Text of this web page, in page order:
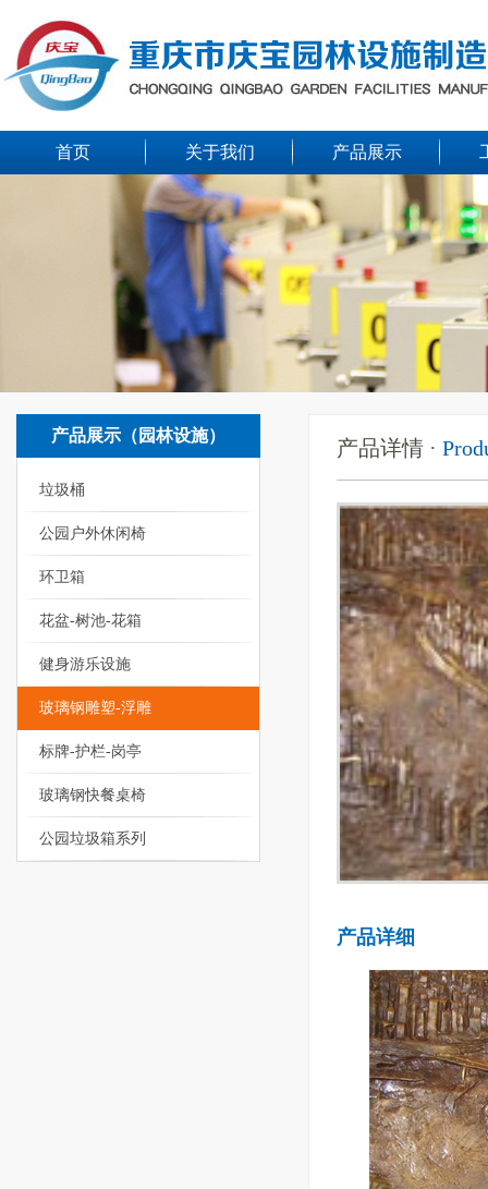
首页 关于我们 产品展示
产品展示（园林设施）
垃圾桶
公园户外休闲椅
环卫箱
花盆-树池-花箱
健身游乐设施
玻璃钢雕塑-浮雕
标牌-护栏-岗亭
玻璃钢快餐桌椅
公园垃圾箱系列
产品详情 ·
产品详细